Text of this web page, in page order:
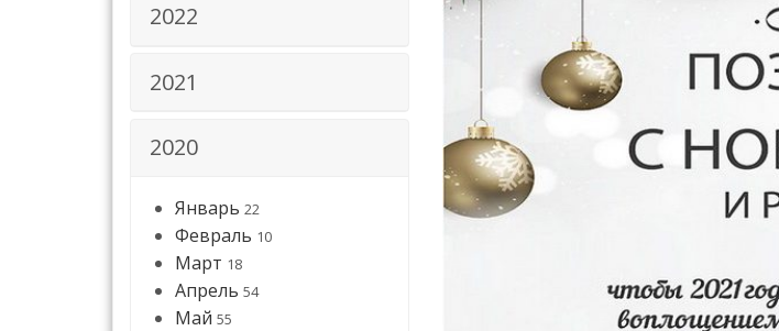
2022
2021
2020
Январь 22
Февраль 10
Март 18
Апрель 54
Май 55